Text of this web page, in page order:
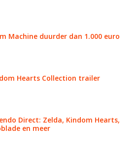
Machine duurder dan 1.000 euro
Hearts Collection trailer
Direct: Zelda, Kindom Hearts,
en meer